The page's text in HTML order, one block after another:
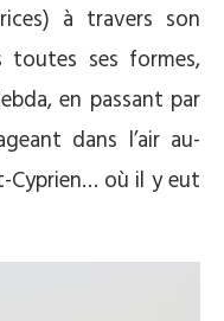
à travers son
ses formes,
en passant par
dans l’air au-
Cyprien… où il y eut